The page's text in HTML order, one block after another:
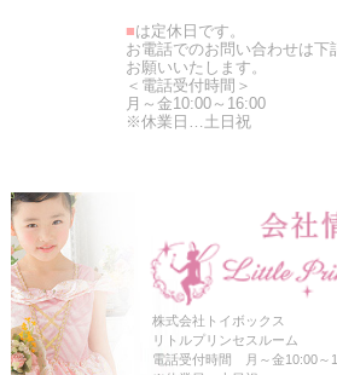
■は定休日です。
お電話でのお問い合わせは下
お願いいたします。
＜電話受付時間＞
月～金10:00～16:00
※休業日…土日祝
株式会社トイボックス
リトルプリンセスルーム
電話受付時間 月～金10:00～